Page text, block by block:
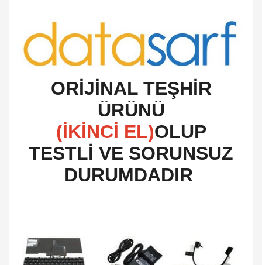
ORİJİNAL TEŞHİR
ÜRÜNÜ
(İKİNCİ EL)OLUP
TESTLİ VE SORUNSUZ
DURUMDADIR